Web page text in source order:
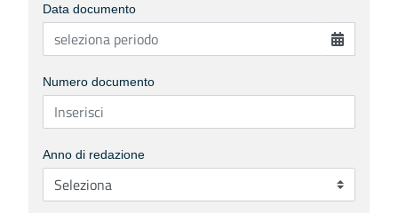
Data documento
Numero documento
Anno di redazione